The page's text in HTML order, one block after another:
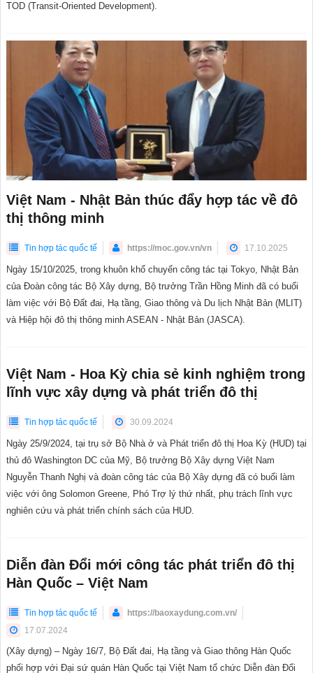
TOD (Transit-Oriented Development).
Việt Nam - Nhật Bản thúc đẩy hợp tác về đô
thị thông minh
Tin hợp tác quốc tế https://moc.gov.vn/vn 17.10.2025
Ngày 15/10/2025, trong khuôn khổ chuyến công tác tại Tokyo, Nhật Bản
của Đoàn công tác Bộ Xây dựng, Bộ trưởng Trần Hồng Minh đã có buổi
làm việc với Bộ Đất đai, Hạ tầng, Giao thông và Du lịch Nhật Bản (MLIT)
và Hiệp hội đô thị thông minh ASEAN - Nhật Bản (JASCA).
Việt Nam - Hoa Kỳ chia sẻ kinh nghiệm trong
lĩnh vực xây dựng và phát triển đô thị
Tin hợp tác quốc tế 30.09.2024
Ngày 25/9/2024, tại trụ sở Bộ Nhà ở và Phát triển đô thị Hoa Kỳ (HUD) tại
thủ đô Washington DC của Mỹ, Bộ trưởng Bộ Xây dựng Việt Nam
Nguyễn Thanh Nghị và đoàn công tác của Bộ Xây dựng đã có buổi làm
việc với ông Solomon Greene, Phó Trợ lý thứ nhất, phụ trách lĩnh vực
nghiên cứu và phát triển chính sách của HUD.
Diễn đàn Đổi mới công tác phát triển đô thị
Hàn Quốc – Việt Nam
Tin hợp tác quốc tế
https://baoxaydung.com.vn/
17.07.2024
(Xây dựng) – Ngày 16/7, Bộ Đất đai, Hạ tầng và Giao thông Hàn Quốc
phối hợp với Đại sứ quán Hàn Quốc tại Việt Nam tổ chức Diễn đàn Đổi